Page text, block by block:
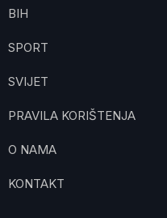
BIH
SPORT
SVIJET
PRAVILA KORIŠTENJA
O NAMA
KONTAKT